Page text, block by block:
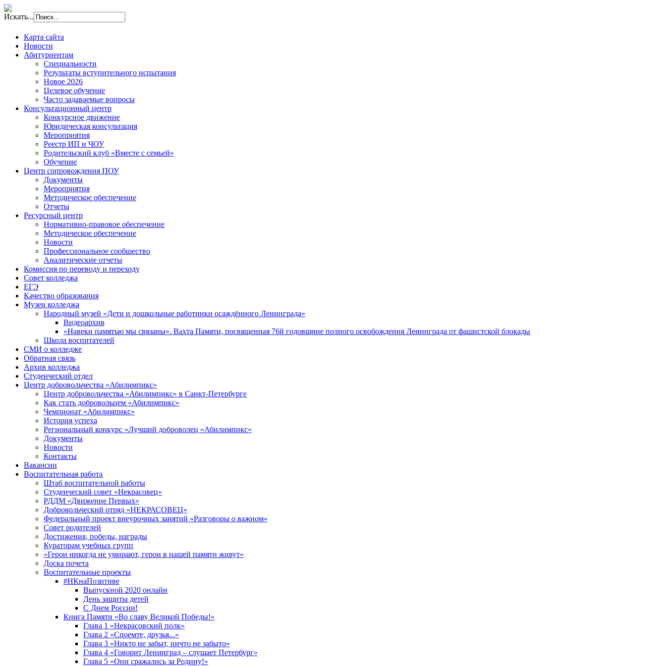
Искать...
Карта сайта
Новости
Абитуриентам
Специальности
Результаты вступительного испытания
Новое 2026
Целевое обучение
Часто задаваемые вопросы
Консультационный центр
Конкурсное движение
Юридическая консультация
Мероприятия
Реестр ИП и ЧОУ
Родительский клуб «Вместе с семьей»
Обучение
Центр сопровождения ПОУ
Документы
Мероприятия
Методическое обеспечение
Отчеты
Ресурсный центр
Нормативно-правовое обеспечение
Методическое обеспечение
Новости
Профессиональное сообщество
Аналитические отчеты
Комиссия по переводу и переходу
Совет колледжа
ЕГЭ
Качество образования
Музеи колледжа
Народный музей «Дети и дошкольные работники осаждённого Ленинграда»
Видеоархив
«Навеки памятью мы связаны». Вахта Памяти, посвященная 76й годовщине полного освобождения Ленинграда от фашистской блокады
Школа воспитателей
СМИ о колледже
Обратная связь
Архив колледжа
Студенческий отдел
Центр добровольчества «Абилимпикс»
Центр добровольчества «Абилимпикс» в Санкт-Петербурге
Как стать добровольцем «Абилимпикс»
Чемпионат «Абилимпикс»
История успеха
Региональный конкурс «Лучший доброволец «Абилимпикс»
Документы
Новости
Контакты
Вакансии
Воспитательная работа
Штаб воспитательной работы
Студенческий совет «Некрасовец»
РДДМ «Движение Первых»
Добровольческий отряд «НЕКРАСОВЕЦ»
Федеральный проект внеурочных занятий «Разговоры о важном»
Совет родителей
Достижения, победы, награды
Кураторам учебных групп
«Герои никогда не умирают, герои в нашей памяти живут»
Доска почета
Воспитательные проекты
#НКнаПозитиве
Выпускной 2020 онлайн
День защиты детей
С Днем России!
Книга Памяти «Во славу Великой Победы!»
Глава 1 «Некрасовский полк»
Глава 2 «Споемте, друзья...»
Глава 3 «Никто не забыт, ничто не забыто»
Глава 4 «Говорит Ленинград – слушает Петербург»
Глава 5 «Они сражались за Родину!»